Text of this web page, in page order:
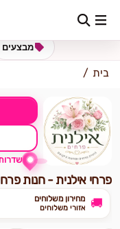
כתובת למשלוח הזינו
מבצעים
בית
שדרות
פרחי אילנית - חנות
מחירון משלוחים
אזורי משלוחים 🚚